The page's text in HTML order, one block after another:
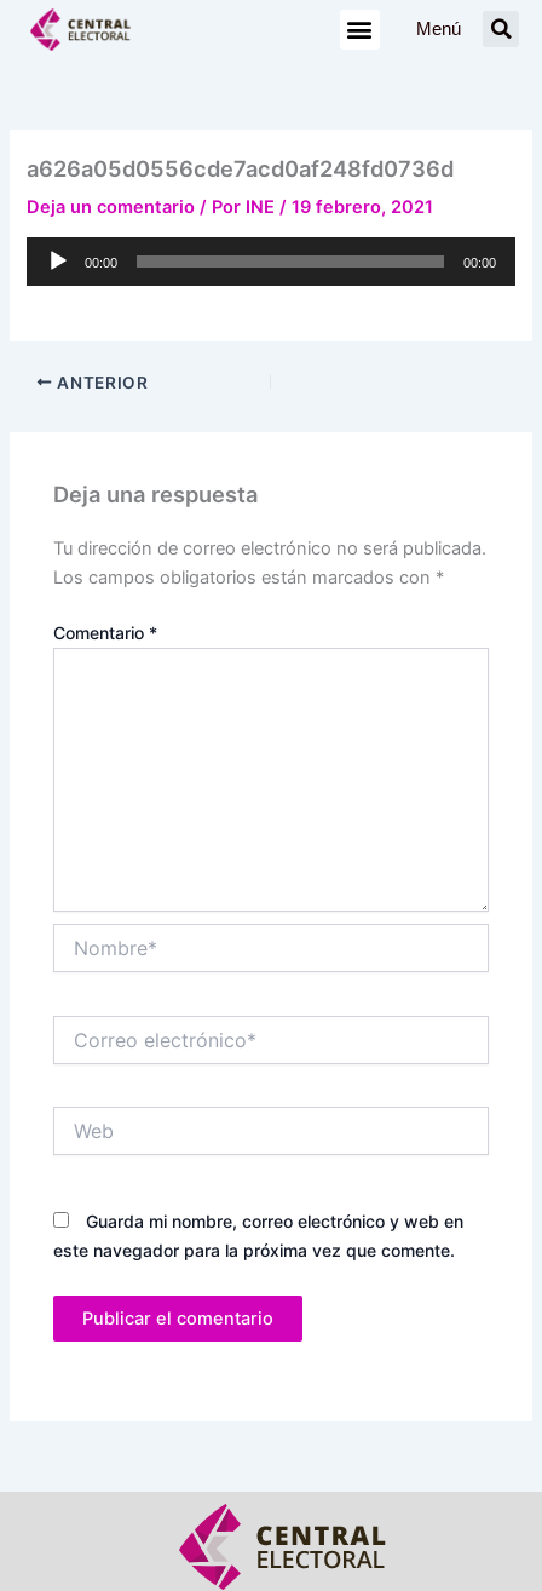
Menú
a626a05d0556cde7acd0af248fd0736d
Deja un comentario / Por INE/19 febrero, 2021
Reproductor
00:00 00:00
ANTERIOR
Deja una respuesta
Tu dirección de correo electrónico no será publicada.
Los campos obligatorios están marcados con *
Comentario *
electrónico*
Guarda mi nombre, correo electrónico y web en
este navegador para la próxima vez que comente.